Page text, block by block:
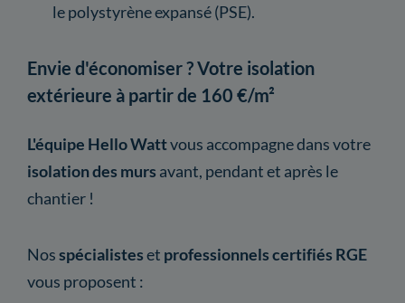
le polystyrène expansé (PSE).
Envie d'économiser ? Votre isolation
extérieure à partir de 160 €/m²
L'équipe Hello Wattvous accompagne dans votre
isolation des murs avant, pendant et après le
chantier !
Nosspécialisteset professionnels certifiés RGE
vous proposent :